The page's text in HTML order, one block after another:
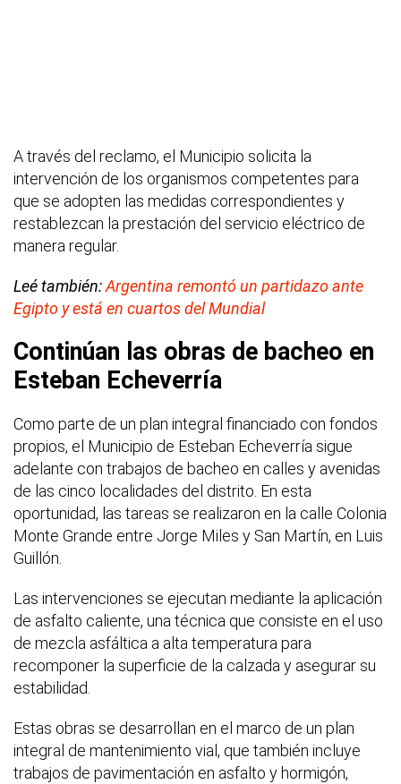
A través del reclamo, el Municipio solicita la
intervención de los organismos competentes para
que se adopten las medidas correspondientes y
restablezcan la prestación del servicio eléctrico de
manera regular.
Leé también:Argentina remontó un partidazo ante
Egipto y está en cuartos del Mundial
Continúan las obras de bacheo en
Esteban Echeverría
Como parte de un plan integral financiado con fondos
propios, el Municipio de Esteban Echeverría sigue
adelante con trabajos de bacheo en calles y avenidas
de las cinco localidades del distrito. En esta
oportunidad, las tareas se realizaron en la calle Colonia
Monte Grande entre Jorge Miles y San Martín, en Luis
Guillón.
Las intervenciones se ejecutan mediante la aplicación
de asfalto caliente, una técnica que consiste en el uso
de mezcla asfáltica a alta temperatura para
recomponer la superficie de la calzada y asegurar su
estabilidad.
Estas obras se desarrollan en el marco de un plan
integral de mantenimiento vial, que también incluye
trabajos de pavimentación en asfalto y hormigón,